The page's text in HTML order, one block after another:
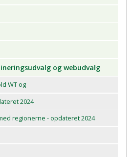
og webudvalg
WT og
2024
regionerne - opdateret 2024